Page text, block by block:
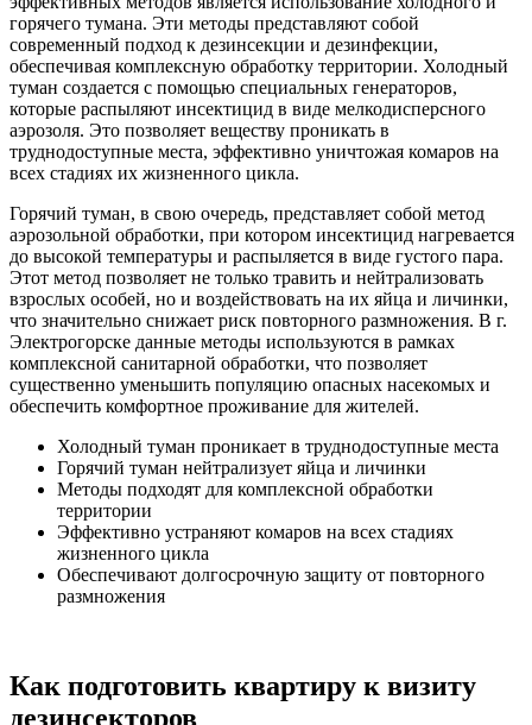
горячего тумана. Эти методы представляют собой
современный подход к дезинсекции и дезинфекции,
обеспечивая комплексную обработку территории. Холодный
туман создается с помощью специальных генераторов,
которые распыляют инсектицид в виде мелкодисперсного
аэрозоля. Это позволяет веществу проникать в
труднодоступные места, эффективно уничтожая комаров на
всех стадиях их жизненного цикла.
Горячий туман, в свою очередь, представляет собой метод
аэрозольной обработки, при котором инсектицид нагревается
до высокой температуры и распыляется в виде густого пара.
Этот метод позволяет не только травить и нейтрализовать
взрослых особей, но и воздействовать на их яйца и личинки,
что значительно снижает риск повторного размножения. В г.
Электрогорске данные методы используются в рамках
комплексной санитарной обработки, что позволяет
существенно уменьшить популяцию опасных насекомых и
обеспечить комфортное проживание для жителей.
Холодный туман проникает в труднодоступные места
Горячий туман нейтрализует яйца и личинки
Методы подходят для комплексной обработки
территории
Эффективно устраняют комаров на всех стадиях
жизненного цикла
Обеспечивают долгосрочную защиту от повторного
размножения
Как подготовить квартиру к визиту
дезинсекторов